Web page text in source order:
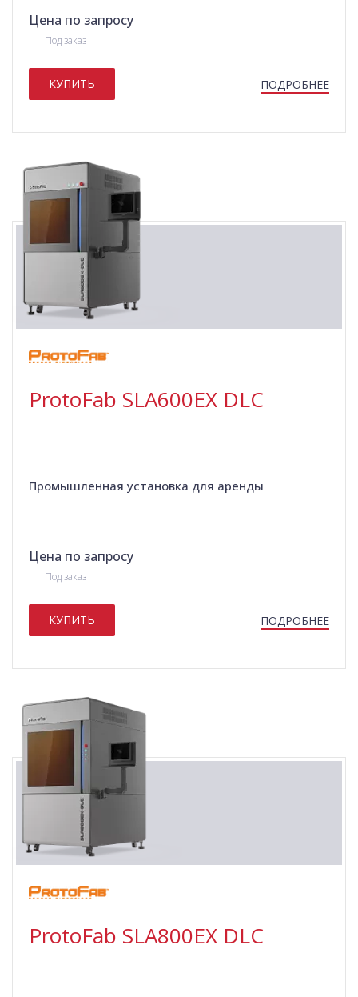
Цена по запросу
Под заказ
КУПИТЬ ПОДРОБНЕЕ
ProtoFab SLA600EX DLC
Промышленная установка для аренды
Цена по запросу
Под заказ
КУПИТЬ ПОДРОБНЕЕ
ProtoFab SLA800EX DLC